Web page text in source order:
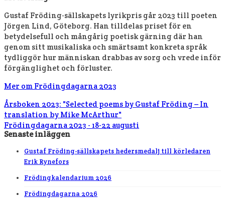
Gustaf Fröding-sällskapets lyrikpris går 2023 till poeten
Jörgen Lind, Göteborg. Han tilldelas priset för en
betydelsefull och mångårig poetisk gärning där han
genom sitt musikaliska och smärtsamt konkreta språk
tydliggör hur människan drabbas av sorg och vrede inför
förgänglighet och förluster.
Mer om Frödingdagarna 2023
Årsboken 2023: "Selected poems by Gustaf Fröding – In
translation by Mike McArthur"
Frödingdagarna 2023 - 18-22 augusti
Senaste inläggen
Gustaf Fröding-sällskapets hedersmedalj till körledaren
Erik Rynefors
Frödingkalendarium 2026
Frödingdagarna 2026